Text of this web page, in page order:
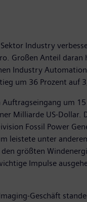
Industry
Großen Anteil
Industry
um 36 Prozent auf
um
Milliarde US-
Fossil Power
unter
größten
Impulse
Geschäft